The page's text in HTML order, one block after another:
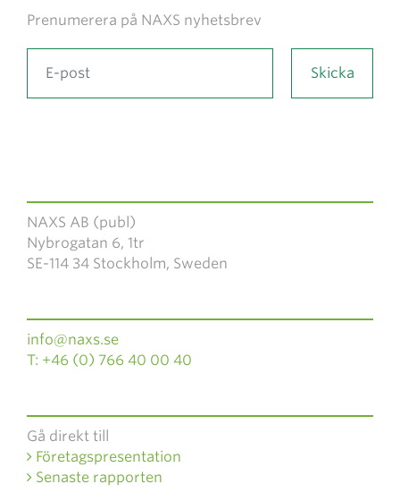
Prenumerera på NAXS nyhetsbrev
NAXS AB (publ)
Nybrogatan 6, 1tr
SE-114 34 Stockholm, Sweden
info@naxs.se
T: +46 (0) 766 40 00 40
Gå direkt till
Företagspresentation
Senaste rapporten